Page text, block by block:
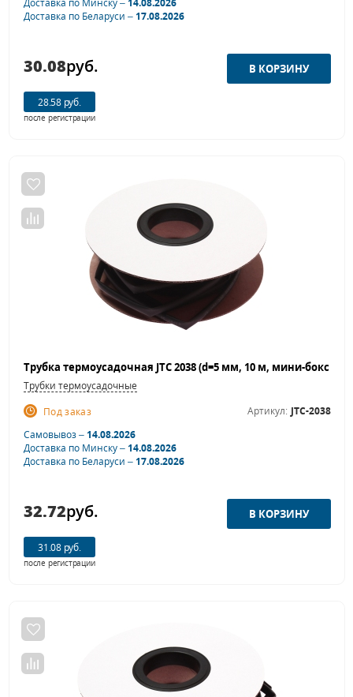
Доставка по Минску –14.08.2026
Доставка по Беларуси –17.08.2026
30.08руб.
28.58 руб.
после регистрации
Трубки термоусадочные
Под заказ
Артикул: JTC-2038
Самовывоз –14.08.2026
Доставка по Минску –14.08.2026
Доставка по Беларуси –17.08.2026
32.72руб.
31.08 руб.
после регистрации